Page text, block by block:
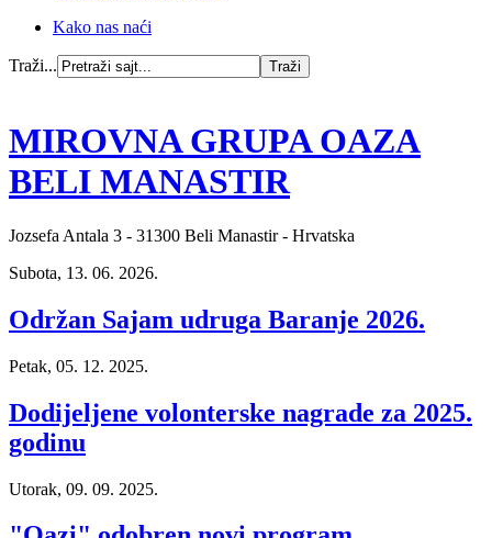
Kako nas naći
Traži...
MIROVNA GRUPA OAZA
BELI MANASTIR
Jozsefa Antala 3 - 31300 Beli Manastir - Hrvatska
Subota, 13. 06. 2026.
Održan Sajam udruga Baranje 2026.
Petak, 05. 12. 2025.
Dodijeljene volonterske nagrade za 2025.
godinu
Utorak, 09. 09. 2025.